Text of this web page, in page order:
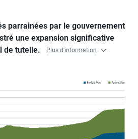
parrainées par le gouvernement
une expansion significative
de tutelle.
Plus d'information